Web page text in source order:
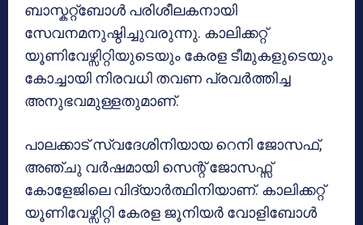
ബാസ്കറ്റ്ബോൾ പരിശീലകനായി
സേവനമനുഷ്ഠിച്ചുവരുന്നു. കാലിക്കറ്റ്
യൂണിവേഴ്സിറ്റിയുടെയും കേരള ടീമുകളുടെയും
കോച്ചായി നിരവധി തവണ പ്രവർത്തിച്ച
അനുഭവമുള്ളതുമാണ്.
പാലക്കാട് സ്വദേശിനിയായ റെനി ജോസഫ്,
അഞ്ചു വർഷമായി സെന്റ് ജോസഫ്സ്
കോളേജിലെ വിദ്യാർത്ഥിനിയാണ്. കാലിക്കറ്റ്
യൂണിവേഴ്സിറ്റി കേരള ജൂനിയർ വോളിബോൾ